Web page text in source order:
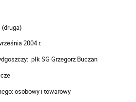
2004 r.
płk SG Grzegorz Buczan
osobowy i towarowy